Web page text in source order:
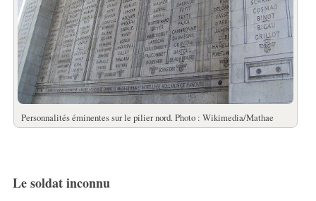
Personnalités éminentes sur le pilier nord. Photo : Wikimedia/Mathae
Le soldat inconnu